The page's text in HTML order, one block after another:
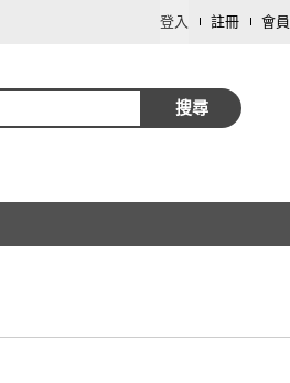
登入 註冊 會
搜尋